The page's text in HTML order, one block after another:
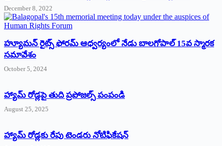
December 8, 2022
హ్యూమన్‌ రైట్స్‌ ఫోరమ్‌ ఆధ్వర్యంలో నేడు బాలగోపాల్‌ 15వ స్మారక
సమావేశం
October 5, 2024
హ్యామ్‌ రోడ్లపై తుది ప్రపోజల్స్‌ పంపండి
August 25, 2025
హ్యామ్‌ రోడ్లకు రేపు టెండరు నోటిఫికేషన్‌